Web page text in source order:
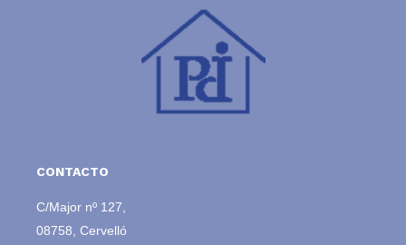
CONTACTO
C/Major nº 127,
08758, Cervelló